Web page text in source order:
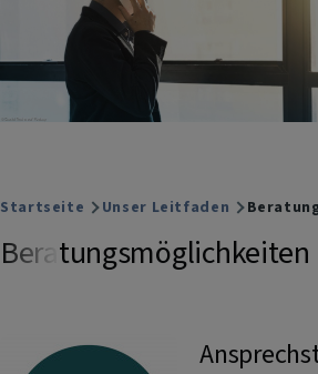
Breadcrumb
Startseite Unser Leitfaden
Beratungsmöglichkeiten